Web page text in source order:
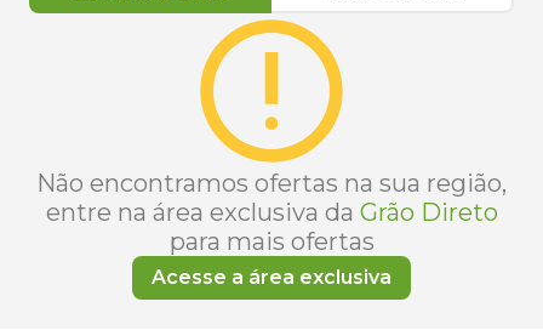
Não encontramos ofertas na sua região,
entre na área exclusiva da Grão Direto
para mais ofertas
Acesse a área exclusiva